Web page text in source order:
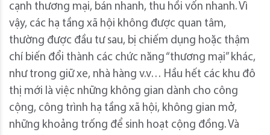
cạnh thương mại, bán nhanh, thu hồi vốn nhanh. Vì
vậy, các hạ tầng xã hội không được quan tâm,
thường được đầu tư sau, bị chiếm dụng hoặc thậm
chí biến đổi thành các chức năng “thương mại” khác,
như trong giữ xe, nhà hàng v.v… Hầu hết các khu đô
thị mới là việc những không gian dành cho công
cộng, công trình hạ tầng xã hội, không gian mở,
những khoảng trống để sinh hoạt cộng đồng. Và